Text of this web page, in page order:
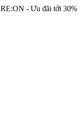
RE:ON - Ưu đãi tới 30%